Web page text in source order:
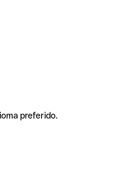
preferido.